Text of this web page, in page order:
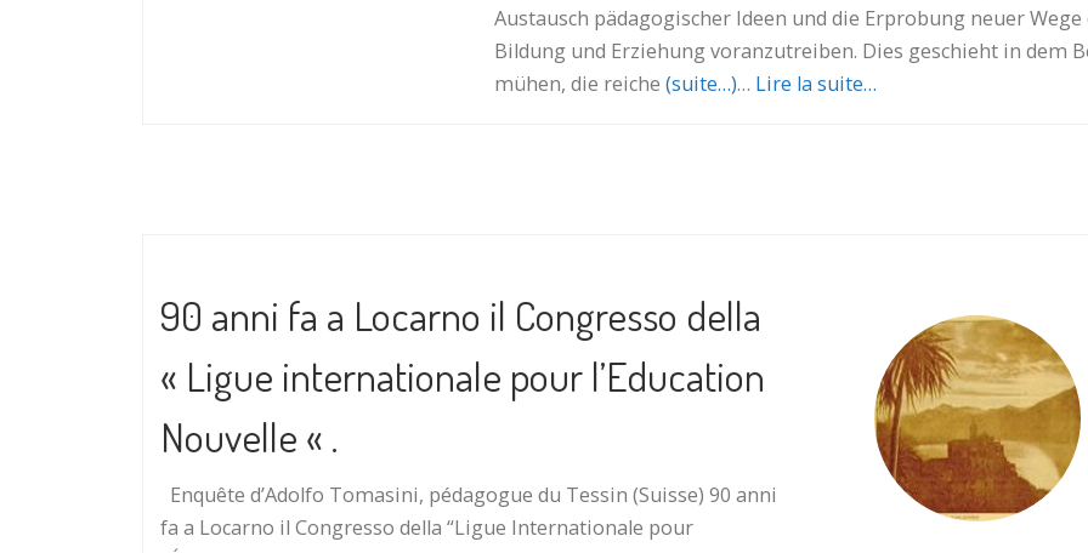
Austausch päd­ago­gi­scher Ideen und die Erprobung neuer Wege
Bildung und Erziehung vor­anzutreiben. Dies ge­schieht in dem
mü­hen, die reiche (suite…)… Lire la suite…
90 anni fa a Locarno il Congresso della
« Ligue internationale pour l’Education
Nouvelle « .
Enquête d’Adolfo Tomasini, pédagogue du Tessin (Suisse) 90 anni
fa a Locarno il Congresso della “Ligue Internationale pour